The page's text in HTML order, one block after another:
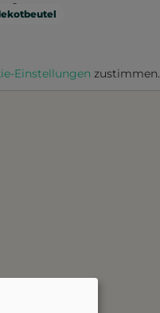
Einstellungen zustimmen.